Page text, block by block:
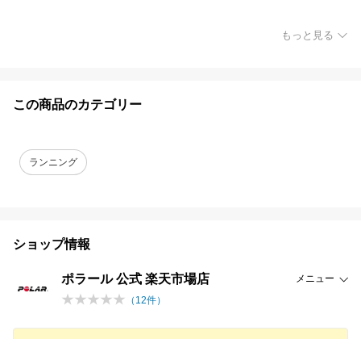
もっと見る
この商品のカテゴリー
ランニング
ショップ情報
ポラール 公式 楽天市場店
メニュー
（ 12件）